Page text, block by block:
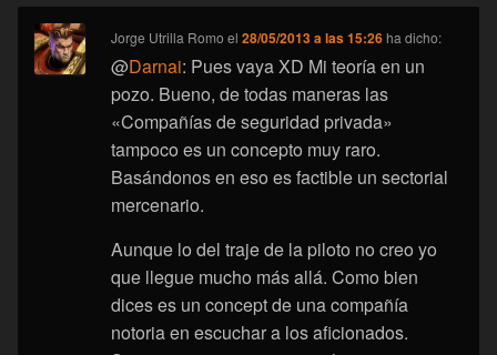
Jorge Utrilla Romo el28/05/2013 a las 15:26 ha dicho:
@Darnai: Pues vaya XD Mi teoría en un
pozo. Bueno, de todas maneras las
«Compañías de seguridad privada»
tampoco es un concepto muy raro.
Basándonos en eso es factible un sectorial
mercenario.
Aunque lo del traje de la piloto no creo yo
que llegue mucho más allá. Como bien
dices es un concept de una compañía
notoria en escuchar a los aficionados.